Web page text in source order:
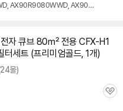
AX90R9080WWD, AX90N
자 큐브 80㎡ 전용 CFX-H1
세트 (프리미엄골드, 1개)
몰)
관